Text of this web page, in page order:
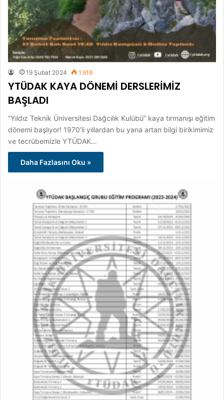
19 Şubat 2024 1.918
YTÜDAK KAYA DÖNEMİ DERSLERİMİZ
BAŞLADI
“Yıldız Teknik Üniversitesi Dağcılık Kulübü” kaya tırmanışı eğitim
dönemi başlıyor! 1970’li yıllardan bu yana artan bilgi birikimimiz
ve tecrübemizle YTÜDAK…
Daha Fazlasını Oku »